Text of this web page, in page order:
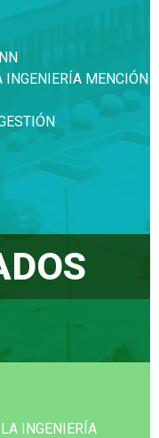
INGENIERÍA MENCIÓN
INGENIERÍA